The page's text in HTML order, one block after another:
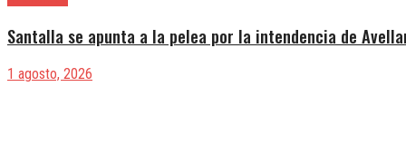
Santalla se apunta a la pelea por la intendencia de
1 agosto, 2026